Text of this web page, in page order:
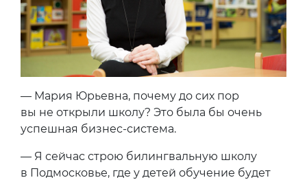
— Мария Юрьевна, почему до сих пор
вы не открыли школу? Это была бы очень
успешная бизнес-система.
— Я сейчас строю билингвальную школу
в Подмосковье, где у детей обучение будет